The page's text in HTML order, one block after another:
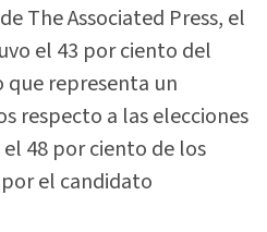
The Associated Press, el
el 43 por ciento del
representa un
respecto a las elecciones
48 por ciento de los
el candidato